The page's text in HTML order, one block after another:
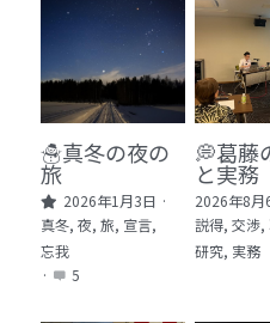
🙌自傷・他害・パニッ
🏫社会福祉法人ぐらん
🛒Learn More!（商品）
❓FAQ
📮ASK（無料読者登録
☃️真冬の夜の
旅
2026年1月3日 ·
真冬, 夜, 旅, 宣言,
忘我
·
5
💭葛藤
と実務
2026年8月
説得, 交渉,
研究, 実務